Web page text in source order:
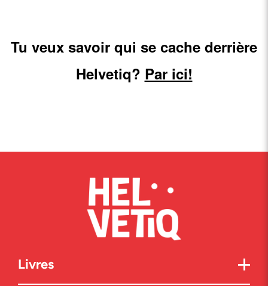
Tu veux savoir qui se cache derrière
Helvetiq? Par ici!
Livres